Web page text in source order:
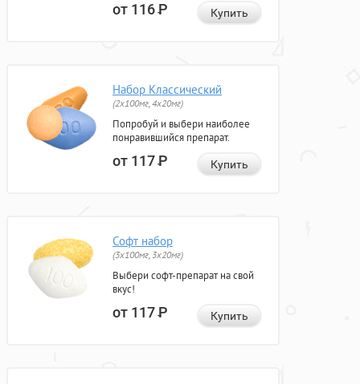
от 116Р Купить
Набор Классический
(2x100мг, 4x20мг)
Попробуй и выбери наиболее
понравившийся препарат.
от 117Р Купить
Софт набор
(3x100мг, 3x20мг)
Выбери софт-препарат на свой
вкус!
от 117Р Купить